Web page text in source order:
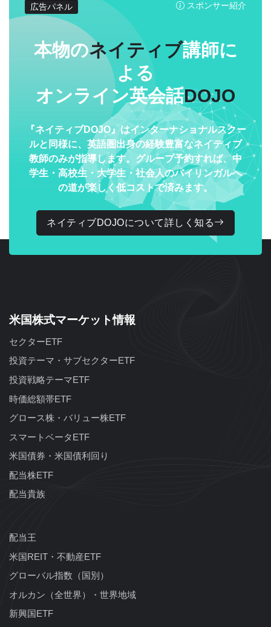
広告パネル スポンサー紹介
本物のネイティブ講師に
よる
オンライン英会話DOJO
『ネイティブDOJO』はインターナショナルスクー
ルと同様に、英語圏出身の経験豊富なネイティブ
教師のみが指導します。グループ予約すれば、中
学生・高校生・大学生・社会人のバイリンガルへ
の道が楽しく低コストで済みます。
ネイティブDOJOについて詳しく知る
米国株式マーケット情報
セクターETF
投資テーマ・サブセクターETF
投資戦略テーマETF
時価総額帯ETF
グロース株・バリュー株ETF
スマートベータETF
米国債券・米国債利回り
配当株ETF
配当貴族
配当王
米国REIT・不動産ETF
グローバル指数（国別）
オルカン（全世界）・世界地域
新興国ETF